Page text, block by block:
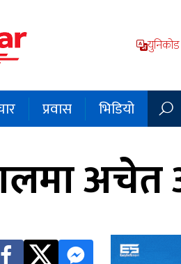
युनिकोड
प्रवास भिडियो
अचेत